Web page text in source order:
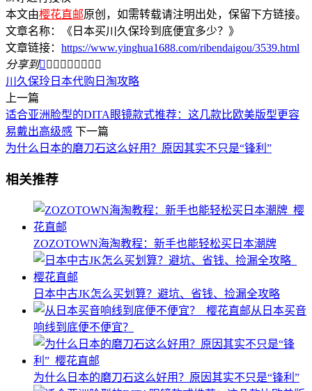
本文由樱花直邮原创，如需转载请注明出处，保留下方链接。
文章名称：《日本买川久保玲到底便宜多少？》
文章链接： https://www.yinghua1688.com/ribendaigou/3539.html
分享到        
川久保玲 日本代购 日淘攻略
上一篇
适合亚洲脸型的DITA眼镜款式推荐：这几款比欧美版型更容
易戴出高级感 下一篇
为什么日本的磨刀石这么好用？原因其实不只是“锋利”
相关推荐
ZOZOTOWN海淘教程：新手也能轻松买日本潮牌
日本中古JK怎么买划算？避坑、省钱、捡漏全攻略
从日本买音
响线到底便不便宜？
为什么日本的磨刀石这么好用？原因其实不只是“锋利”